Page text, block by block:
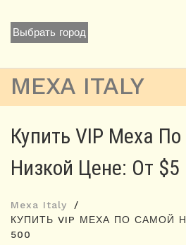
Выбрать город
MEXA ITALY
Купить VIP Меха
Низкой Цене: От $5
Mexa Italy
КУПИТЬ VIP МЕХА ПО САМОЙ
500